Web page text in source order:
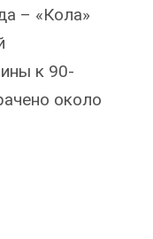
– «Кола»
к 90-
около